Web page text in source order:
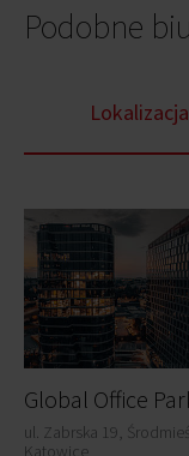
Podobne
Lokalizacja
ul. Zabrska 19,
Katowice